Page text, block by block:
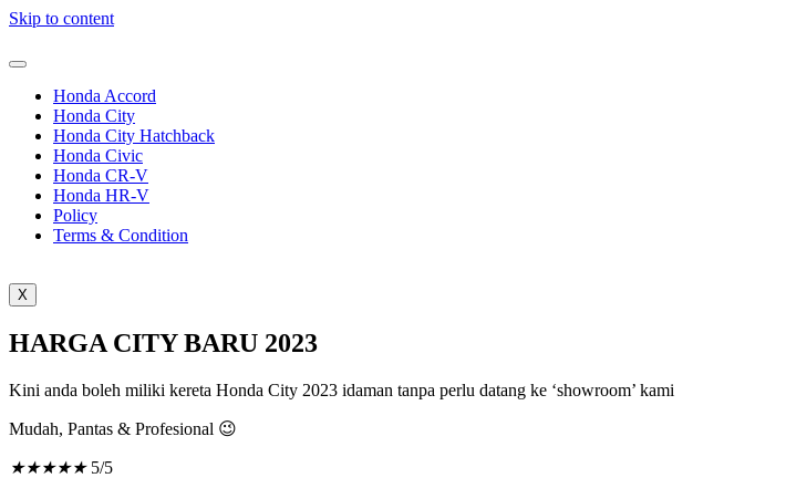
Skip to content
Honda Accord
Honda City
Honda City Hatchback
Honda Civic
Honda CR-V
Honda HR-V
Policy
Terms & Condition
X
HARGA CITY BARU 2023
Kini anda boleh miliki kereta Honda City 2023 idaman tanpa perlu datang ke ‘showroom’ kami
Mudah, Pantas & Profesional 😉
★★★★★ 5/5